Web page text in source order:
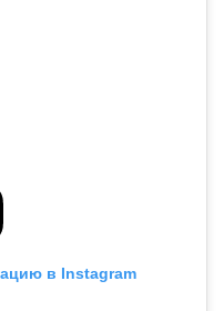
в Instagram